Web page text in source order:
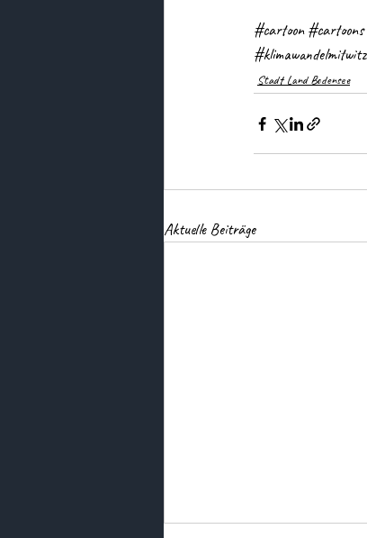
#cartoon #cartoons
#klimawandelmitwitz
Stadt Land Bodensee
Aktuelle Beiträge